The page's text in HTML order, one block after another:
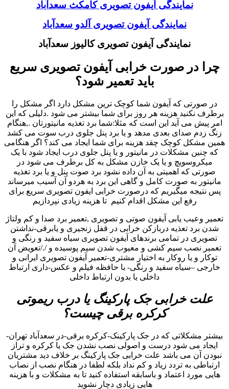
نمایندگی آیفون تصویری کامکث سعدآباد
نمایندگی آیفون تصویری آلدو سعدآباد
نمایندگی آیفون تصویری کالیوز سعدآباد
چرا در صورت خرابی آیفون تصویری سریع
باید تعمیر شود؟
در صورتی که آیفون شما کوچک ترین مشکل دارد اگر مشکل را
برطرف نکنید هزینه هر روز برای شما بیشتر می شود .دلیلی که این
امر پیش می آید این است که مثلا:شما برد تغذیه مانیتورتان .,هنگام
زنگ زدم صدای بعدی مدهد و یا برد پنل جلوی درب سوت می کشد
همین مشکل کوچک چقد هزینه برای شما ایجاد می کند؟ اگر هنگامی
که چنین مشکلات در مانیتور و یا پنل جلوی درب ایجاد شود با یک
میکروسویچ و یا یک خازن مشکل به کل برطرف می شود در
صورتی که اهمیتی به آن داده نشود برد صوت پنل و یا برد تغذیه
مانیتور به صورت کامل و گاهی این برد به هردو آن آسیب میرساند
پس نتیجه میگیریم که درصورت خرابی ایفون تصویری سریع برای
رفع این مشکل اقدام کنیم تا هزینه زیادی نپردازیم
تعمیر وعیب یابی آیفون صوتی و تصویری ,تعمیر برد صدا و کم ولتاژ
شدن برد تعذیه دربازکن خرابی در قفل زنجیری و یابرقی-نداشتن
تصویری در تمامی برندهای آیفون تصویری سیاه سفید و رنگی و
تعمیر نصب سیم کشی و معیوب شدن سیم پوسیده و /./تعویض آن
توکار و یا روکار به اختیار مشتری-تعمیر آیفون تصویری ایرانی و
خارجی –سیاه سفید و رنگی- با حافظه فیلم و عکس-داری ارتباط
داخلی یا بدون ارتباط داخلی
علت خرابی جک پارکینگ یا درب ریموتی
کرکره برقی چیست؟
بیشتر مشکلاتی که در جک پارکینک-کرکره برقی-در سعدآباد تهران-
ایجاد می شود درست و اصولی نصب نشدن جک یا کرکره و تراز
نبودن آن می باشد علت خرابی جک پارکینگ بر خلاف دید مشتریان
ارتباطی به تردد زیاد و کم نداد بلکه لطفا در هنگام نصب از نصاب
هایی مورد اعتماد و باسابقه استفاده کنید تا به مشکلات و با هزینه
هایی زیادی دچار نشوید